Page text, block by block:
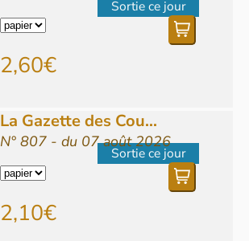
Sortie ce jour
2,60€
Sortie ce jour
La Gazette des Cou...
N° 807 - du 07 août 2026
2,10€